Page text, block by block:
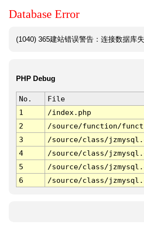
Database Error
(1040) 365建站错误警告：连接数据库
PHP Debug
No. File
1
/index.php
2
/source/function/
3
/source/class/
4
/source/class/
5
/source/class/
6
/source/class/